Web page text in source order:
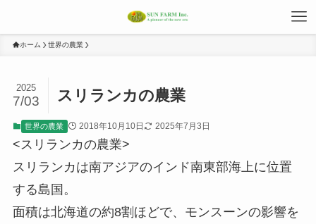
ホーム 世界の農業
スリランカの農業
2025
7/03
世界の農業 2018年10月10日 2025年7月3日
<スリランカの農業>
スリランカは南アジアのインド南東部海上に位置
する島国。
面積は北海道の約8割ほどで、モンスーンの影響を